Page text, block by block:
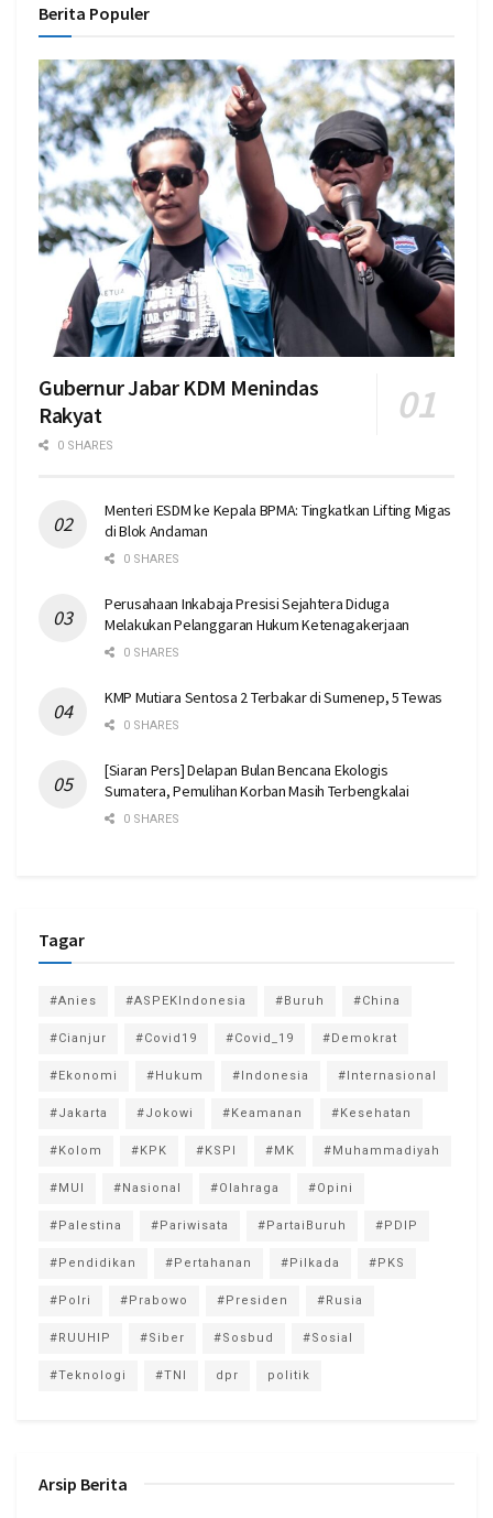
Berita Populer
Gubernur Jabar KDM Menindas
Rakyat
0 SHARES
Menteri ESDM ke Kepala BPMA: Tingkatkan Lifting Migas
di Blok Andaman
0 SHARES
Perusahaan Inkabaja Presisi Sejahtera Diduga
Melakukan Pelanggaran Hukum Ketenagakerjaan
0 SHARES
KMP Mutiara Sentosa 2 Terbakar di Sumenep, 5 Tewas
0 SHARES
[Siaran Pers] Delapan Bulan Bencana Ekologis
Sumatera, Pemulihan Korban Masih Terbengkalai
0 SHARES
Tagar
#Anies #ASPEKIndonesia #Buruh #China
#Cianjur #Covid19 #Covid_19 #Demokrat
#Ekonomi #Hukum #Indonesia #Internasional
#Jakarta #Jokowi #Keamanan #Kesehatan
#Kolom #KPK #KSPI #MK #Muhammadiyah
#MUI #Nasional #Olahraga #Opini
#Palestina #Pariwisata #PartaiBuruh #PDIP
#Pendidikan #Pertahanan #Pilkada #PKS
#Polri #Prabowo #Presiden #Rusia
#RUUHIP #Siber #Sosbud #Sosial
#Teknologi #TNI dpr politik
Arsip Berita